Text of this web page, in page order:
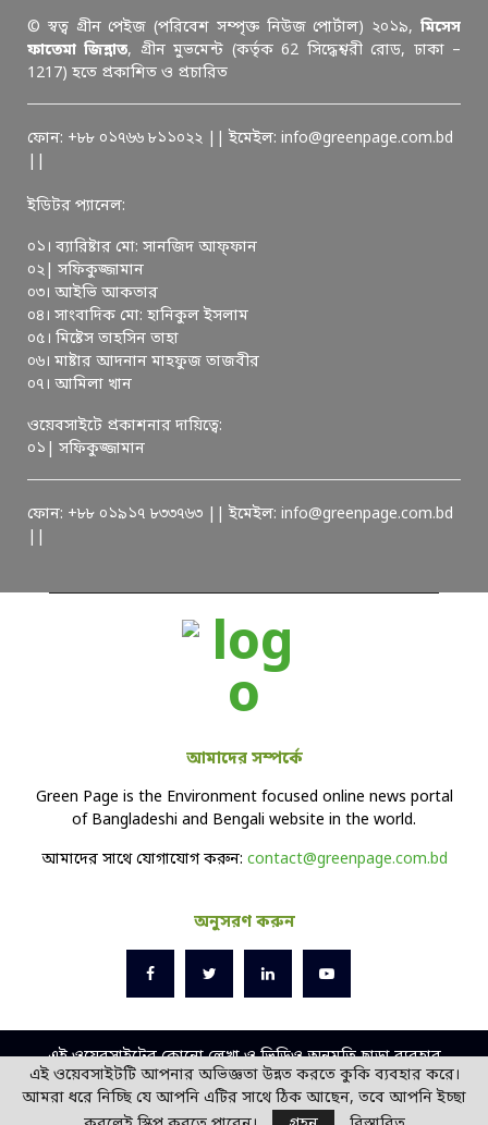
© স্বত্ব গ্রীন পেইজ (পরিবেশ সম্পৃক্ত নিউজ পোর্টাল) ২০১৯, মিসেস
ফাতেমা জিন্নাত, গ্রীন মুভমেন্ট (কর্তৃক 62 সিদ্ধেশ্বরী রোড, ঢাকা –
1217) হতে প্রকাশিত ও প্রচারিত
ফোন: +৮৮ ০১৭৬৬ ৮১১০২২ || ইমেইল: info@greenpage.com.bd
ইডিটর প্যানেল:
০১। ব্যারিষ্টার মো: সানজিদ আফ্ফান
০২| সফিকুজ্জামান
০৩। আইভি আকতার
০৪। সাংবাদিক মো: হানিকুল ইসলাম
০৫। মিষ্টেস তাহসিন তাহা
০৬। মাষ্টার আদনান মাহফুজ তাজবীর
০৭। আমিলা খান
ওয়েবসাইটে প্রকাশনার দায়িত্বে:
০১| সফিকুজ্জামান
ফোন: +৮৮ ০১৯১৭ ৮৩৩৭৬৩ || ইমেইল: info@greenpage.com.bd
আমাদের সম্পর্কে
Green Page is the Environment focused online news portal
of Bangladeshi and Bengali website in the world.
আমাদের সাথে যোগাযোগ করুন: contact@greenpage.com.bd
অনুসরণ করুন
এই ওয়েবসাইটের কোনো লেখা ও ভিডিও অনুমতি ছাড়া ব্যবহার
বেআইনি।
ডিজাইন ও ডেভলপ -সোলবিডি
এই ওয়েবসাইটটি আপনার অভিজ্ঞতা উন্নত করতে কুকি ব্যবহার করে।
আমরা ধরে নিচ্ছি যে আপনি এটির সাথে ঠিক আছেন, তবে আপনি ইচ্ছা